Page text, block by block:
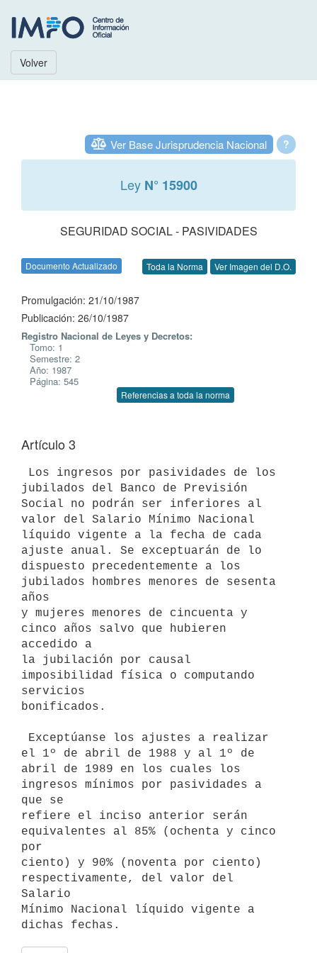
Volver
?
Ver Base Jurisprudencia Nacional
Ley N° 15900
SEGURIDAD SOCIAL - PASIVIDADES
Documento Actualizado Toda la Norma Ver Imagen del D.O.
Promulgación: 21/10/1987
Publicación: 26/10/1987
Registro Nacional de Leyes y Decretos:
Tomo: 1
Semestre: 2
Año: 1987
Página: 545
Referencias a toda la norma
Artículo 3
jubilados del Banco de Previsión
Social no podrán ser inferiores al
valor del Salario Mínimo Nacional
líquido vigente a la fecha de cada
ajuste anual. Se exceptuarán de lo
dispuesto precedentemente a los
jubilados hombres menores de sesenta
años
y mujeres menores de cincuenta y
cinco años salvo que hubieren
accedido a
la jubilación por causal
imposibilidad física o computando
servicios
bonificados.
el 1º de abril de 1988 y al 1º de
abril de 1989 en los cuales los
ingresos mínimos por pasividades a
que se
refiere el inciso anterior serán
equivalentes al 85% (ochenta y cinco
por
ciento) y 90% (noventa por ciento)
respectivamente, del valor del
Salario
Mínimo Nacional líquido vigente a